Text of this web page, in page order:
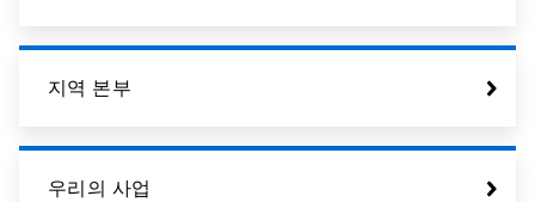
지역 본부
우리의 사업